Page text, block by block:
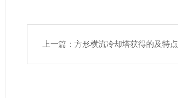
上一篇：方形横流冷却塔获得的及特点